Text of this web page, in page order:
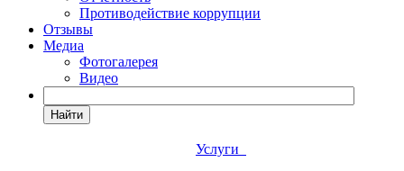
Противодействие коррупции
Отзывы
Медиа
Фотогалерея
Видео
Найти
Услуги